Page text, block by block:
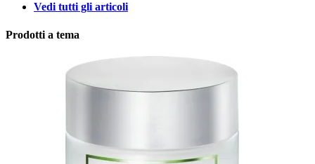
Vedi tutti gli articoli
Prodotti a tema